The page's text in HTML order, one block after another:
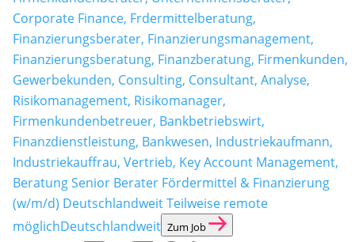
Corporate Finance, Frdermittelberatung,
Finanzierungsberater, Finanzierungsmanagement,
Finanzierungsberatung, Finanzberatung, Firmenkunden,
Gewerbekunden, Consulting, Consultant, Analyse,
Risikomanagement, Risikomanager,
Firmenkundenbetreuer, Bankbetriebswirt,
Finanzdienstleistung, Bankwesen, Industriekaufmann,
Industriekauffrau, Vertrieb, Key Account Management,
Beratung Senior Berater Fördermittel & Finanzierung
(w/m/d) Deutschlandweit Teilweise remote
möglichDeutschlandweit Zum Job